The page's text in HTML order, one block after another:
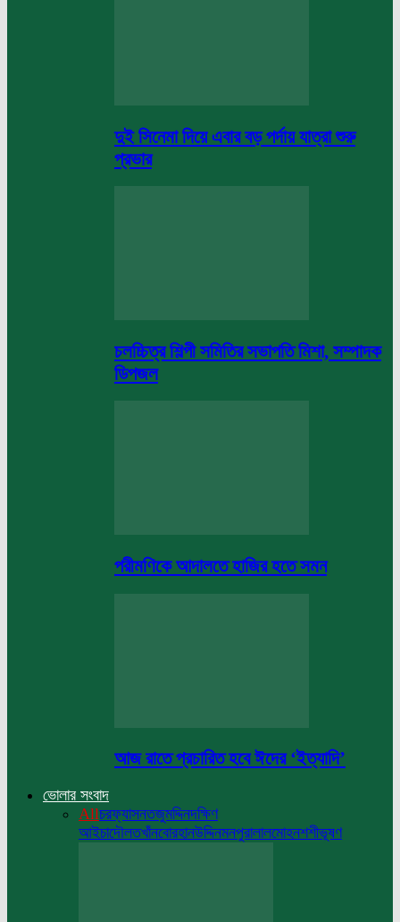
দুই সিনেমা দিয়ে এবার বড় পর্দায় যাত্রা শুরু
প্রভার
চলচ্চিত্র শিল্পী সমিতির সভাপতি মিশা, সম্পাদক
ডিপজল
পরীমণিকে আদালতে হাজির হতে সমন
আজ রাতে প্রচারিত হবে ঈদের ‘ইত্যাদি’
ভোলার সংবাদ
Allচরফ্যাসনতজুমদ্দিনদক্ষিণ
আইচাদৌলতখাঁনবোরহানউদ্দিনমনপুরালালমোহনশশীভূষণ